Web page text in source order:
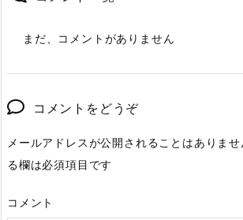
まだ、コメントがありません
コメントをどうぞ
メールアドレスが公開されることはありませ
る欄は必須項目です
コメント